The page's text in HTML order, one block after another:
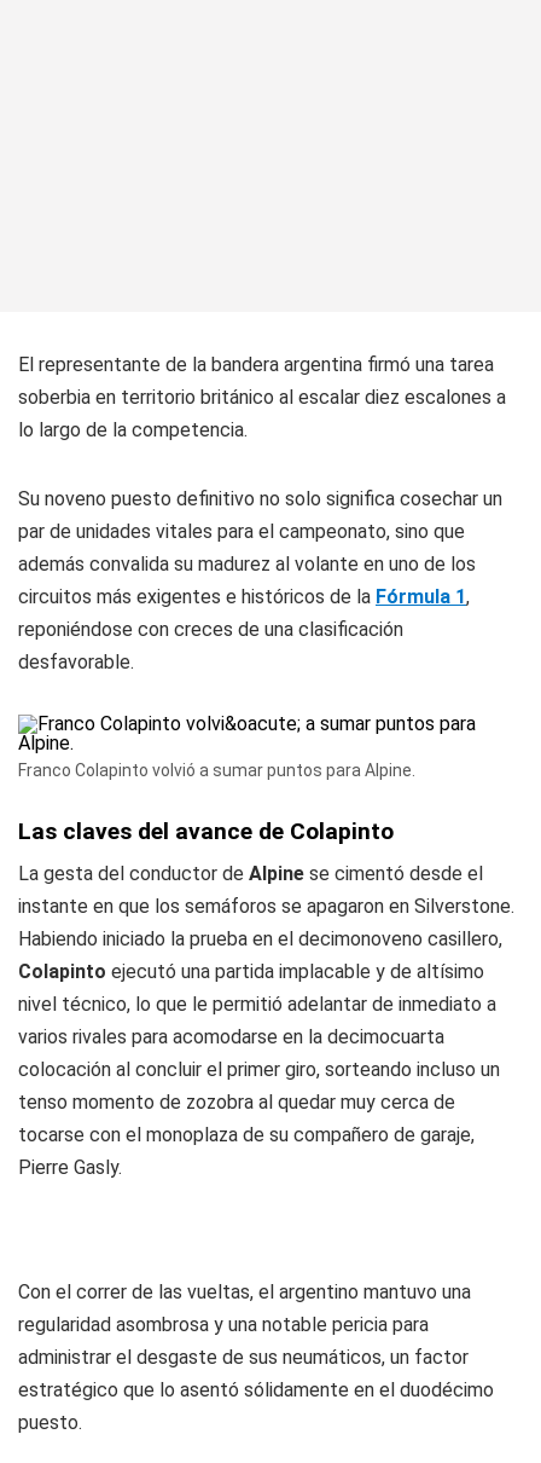
El representante de la bandera argentina firmó una tarea
soberbia en territorio británico al escalar diez escalones a
lo largo de la competencia.
Su noveno puesto definitivo no solo significa cosechar un
par de unidades vitales para el campeonato, sino que
además convalida su madurez al volante en uno de los
circuitos más exigentes e históricos de la Fórmula 1,
reponiéndose con creces de una clasificación
desfavorable.
Franco Colapinto volvió a sumar puntos para Alpine.
Las claves del avance de Colapinto
La gesta del conductor de Alpine se cimentó desde el
instante en que los semáforos se apagaron en Silverstone.
Habiendo iniciado la prueba en el decimonoveno casillero,
Colapinto ejecutó una partida implacable y de altísimo
nivel técnico, lo que le permitió adelantar de inmediato a
varios rivales para acomodarse en la decimocuarta
colocación al concluir el primer giro, sorteando incluso un
tenso momento de zozobra al quedar muy cerca de
tocarse con el monoplaza de su compañero de garaje,
Pierre Gasly.
Con el correr de las vueltas, el argentino mantuvo una
regularidad asombrosa y una notable pericia para
administrar el desgaste de sus neumáticos, un factor
estratégico que lo asentó sólidamente en el duodécimo
puesto.